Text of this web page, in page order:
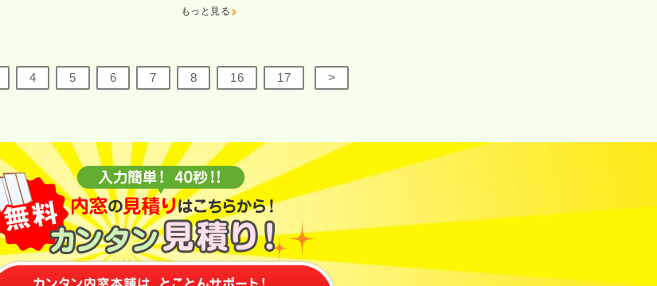
もっと見る
4 5 6 7 8 16 17 >